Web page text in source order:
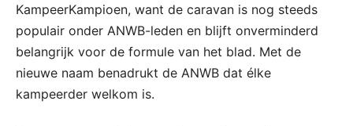
KampeerKampioen, want de caravan is nog steeds
populair onder ANWB-leden en blijft onverminderd
belangrijk voor de formule van het blad. Met de
nieuwe naam benadrukt de ANWB dat élke
kampeerder welkom is.